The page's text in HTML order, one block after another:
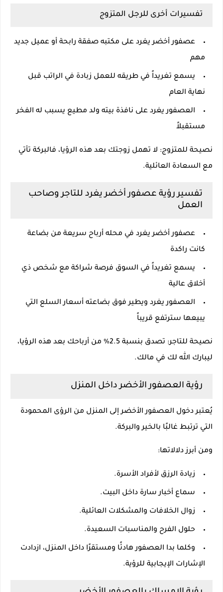
تفسيرات أخرى للرجل المتزوج
عصفور أخضر يغرد على مكتبه صفقة رابحة أو عميل جديد
مهم
يسمع تغريداً في طريقه للعمل زبادة في الراتب قبل
نهاية العام
العصفور يغرد على نافذة بيته ولد مطيع يسبب له الفخر
مستقبلاً
نصيحة للمتزوج: لا تهمل زوجتك بعد هذه الرؤيا، فالبركة تأتي
مع السعادة العائلية.
تفسير رؤية عصفور أخضر يغرد للتاجر وصاحب
العمل
عصفور أخضر يغرد في محله أرباح سريعة من بضاعة
كانت راكدة
يسمع تغريداً في السوق فرصة شراكة مع شخص ذي
أخلاق عالية
العصفور يغرد ويطير فوق بضاعته أسعار السلع التي
يبيعها سترتفع قريباً
نصيحة للتاجر: تصدق بنسبة 2.5% من أرباحك بعد هذه الرؤيا،
ليبارك الله لك في مالك.
رؤية العصفور الأخضر داخل المنزل
يُعتبر دخول العصفور الأخضر إلى المنزل من الرؤى المحمودة
التي ترتبط غالبًا بالخير والبركة.
ومن أبرز دلالاتها:
زيادة الرزق لأفراد الأسرة.
سماع أخبار سارة داخل البيت.
زوال الخلافات والمشكلات العائلية.
حلول الفرح والمناسبات السعيدة.
وكلما بدا العصفور هادئًا ومستقرًا داخل المنزل، ازدادت
الإشارات الإيجابية للرؤية.